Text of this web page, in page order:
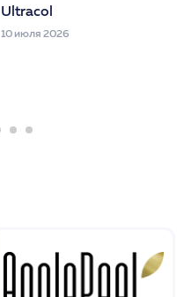
Ultracol
10 июля 2026